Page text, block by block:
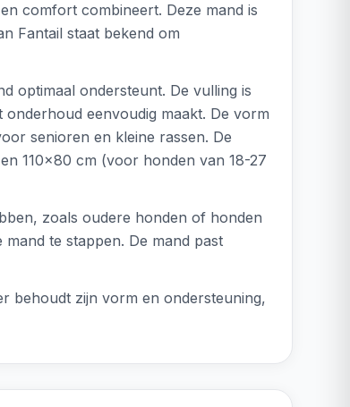
comfort combineert. Deze mand is
Fantail staat bekend om
optimaal ondersteunt. De vulling is
eenvoudig maakt. De vorm
senioren en kleine rassen. De
110x80 cm (voor honden van 18-27
zoals oudere honden of honden
te stappen. De mand past
behoudt zijn vorm en ondersteuning,